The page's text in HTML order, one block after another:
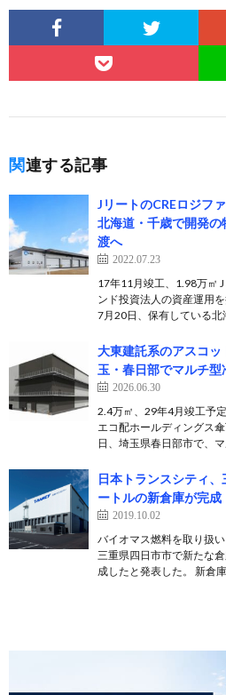
関連する記事
JリートのCREロジフ
北海道・千歳で開発
渡へ
2022.07.23
17年11月竣工、1.98万㎡
ンド投資法人の資産運用
7月20日、保有している
大東建託系のアスコ
玉・春日部でマルチ
2026.06.30
2.4万㎡、29年4月竣工予
エコ配ホールディングス
日、埼玉県春日部市で、
日本トランスシティ
ートルの新倉庫が完成
2019.10.02
バイオマス燃料を取り扱
三重県四日市市で新たな
成したと発表した。 新倉